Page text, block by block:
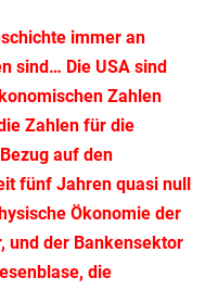
immer an
sind… Die USA sind
Zahlen
Zahlen für die
auf den
fünf Jahren quasi null
Ökonomie der
und der Bankensektor
die